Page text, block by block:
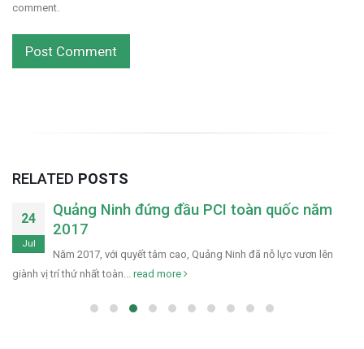
comment.
RELATED POSTS